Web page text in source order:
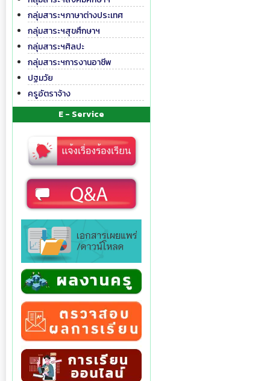
กลุ่มสาระฯภาษาต่างประเทศ
กลุ่มสาระฯสุขศึกษาฯ
กลุ่มสาระฯศิลปะ
กลุ่มสาระฯการงานอาชีพ
ปฐมวัย
ครูอัตราจ้าง
E - Service